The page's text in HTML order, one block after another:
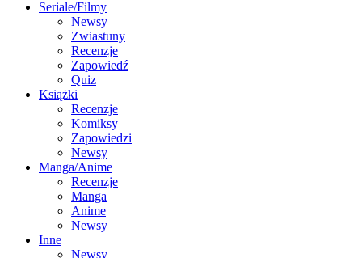
Seriale/Filmy
Newsy
Zwiastuny
Recenzje
Zapowiedź
Quiz
Książki
Recenzje
Komiksy
Zapowiedzi
Newsy
Manga/Anime
Recenzje
Manga
Anime
Newsy
Inne
Newsy